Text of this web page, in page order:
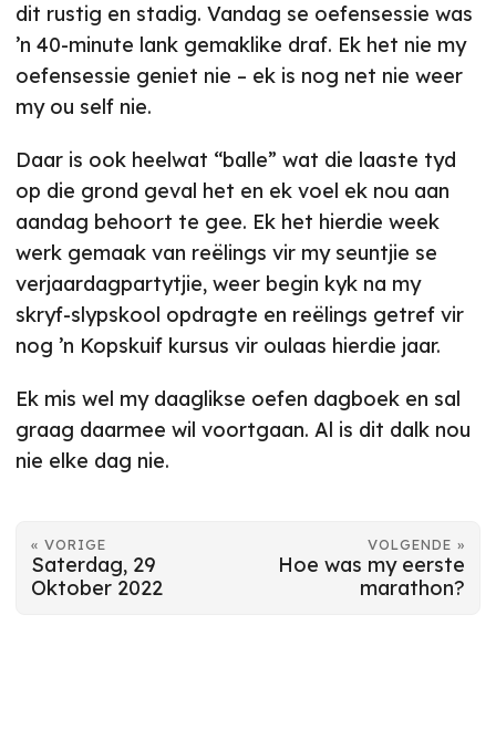
dit rustig en stadig. Vandag se oefensessie was
’n 40-minute lank gemaklike draf. Ek het nie my
oefensessie geniet nie – ek is nog net nie weer
my ou self nie.
Daar is ook heelwat “balle” wat die laaste tyd
op die grond geval het en ek voel ek nou aan
aandag behoort te gee. Ek het hierdie week
werk gemaak van reëlings vir my seuntjie se
verjaardagpartytjie, weer begin kyk na my
skryf-slypskool opdragte en reëlings getref vir
nog ’n Kopskuif kursus vir oulaas hierdie jaar.
Ek mis wel my daaglikse oefen dagboek en sal
graag daarmee wil voortgaan. Al is dit dalk nou
nie elke dag nie.
« VORIGE
Saterdag, 29
Oktober 2022
VOLGENDE »
Hoe was my eerste
marathon?